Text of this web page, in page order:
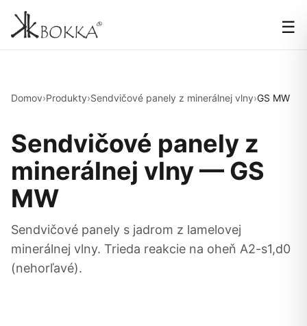
☰
Domov›Produkty›Sendvičové panely z minerálnej vlny›GS MW
Sendvičové panely z
minerálnej vlny — GS
MW
Sendvičové panely s jadrom z lamelovej
minerálnej vlny. Trieda reakcie na oheň A2-s1,d0
(nehorľavé).